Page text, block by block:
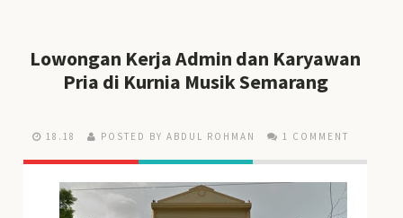
Lowongan Kerja Admin dan Karyawan
Pria di Kurnia Musik Semarang
18.18 POSTED BY ABDUL ROHMAN 1 COMMENT